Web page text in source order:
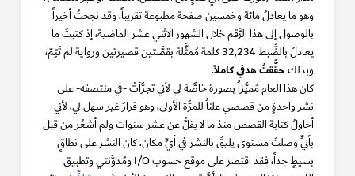
وهو ما يعادلُ مائة وخمسين صفحة مطبوعة تقريباً. وقد نجحتُ أخيراً
بالوصول إلى هذا الرَّقم خلال الشهور الاثني عشر الماضية، إذ كتبتُ ما
يعادلُ بالضَّبط 32,234 كلمة مُمثَّلة بقصَّتين قصيرتين ورواية لم تَتِمّ،
وبذلكحقَّقتُ هدفي كاملاً.
كان هذا العام مُميَّزاً بصورة خاصَّة لي لأني تجرَّأتُ -في منتصفه- على
نشر واحدةٍ من قصصي علناً للمرَّة الأولى، وهو قرارٌ غير سهل لي، لأني
أحاولُ كتابة القصص منذ ما لا يقلُّ عن عشر سنوات ولم أشعُر من قبل
بأنِّي وصلتُ مستوى يليقُ بالنشر في أيِّ مكان. كان النشر على نطاقٍ
بسيطٍ جداً، فقد اقتصر على موقع حسوب I/O ومُدوَّنتي وتطبيق